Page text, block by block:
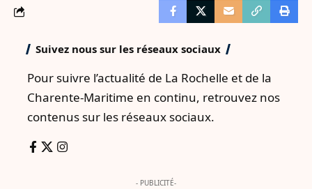
Suivez nous sur les réseaux sociaux
Pour suivre l’actualité de La Rochelle et de la
Charente-Maritime en continu, retrouvez nos
contenus sur les réseaux sociaux.
- PUBLICITÉ-